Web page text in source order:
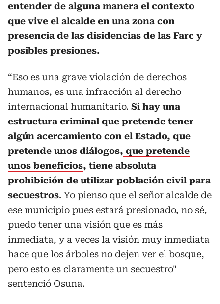
entender de alguna manera el contexto
que vive el alcalde en una zona con
presencia de las disidencias de las Farc y
posibles presiones.
“Eso es una grave violación de derechos
humanos, es una infracción al derecho
internacional humanitario. Si hay una
estructura criminal que pretende tener
algún acercamiento con el Estado, que
pretende unos diálogos, que pretende
unos beneficios, tiene absoluta
prohibición de utilizar población civil para
secuestros. Yo pienso que el señor alcalde de
ese municipio pues estará presionado, no sé,
puedo tener una visión que es más
inmediata, y a veces la visión muy inmediata
hace que los árboles no dejen ver el bosque,
pero esto es claramente un secuestro"
sentenció Osuna.